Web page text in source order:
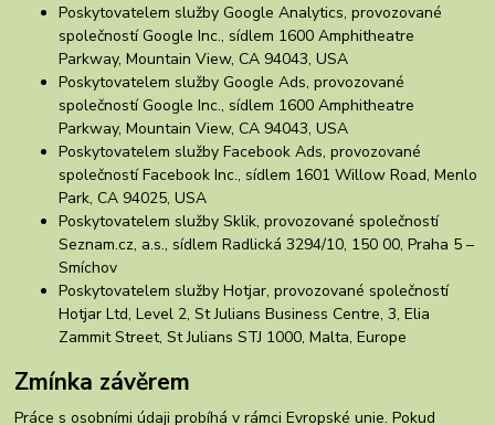
Poskytovatelem služby Google Analytics, provozované
společností Google Inc., sídlem 1600 Amphitheatre
Parkway, Mountain View, CA 94043, USA
Poskytovatelem služby Google Ads, provozované
společností Google Inc., sídlem 1600 Amphitheatre
Parkway, Mountain View, CA 94043, USA
Poskytovatelem služby Facebook Ads, provozované
společností Facebook Inc., sídlem 1601 Willow Road, Menlo
Park, CA 94025, USA
Poskytovatelem služby Sklik, provozované společností
Seznam.cz, a.s., sídlem Radlická 3294/10, 150 00, Praha 5 –
Smíchov
Poskytovatelem služby Hotjar, provozované společností
Hotjar Ltd, Level 2, St Julians Business Centre, 3, Elia
Zammit Street, St Julians STJ 1000, Malta, Europe
Zmínka závěrem
Práce s osobními údaji probíhá v rámci Evropské unie. Pokud